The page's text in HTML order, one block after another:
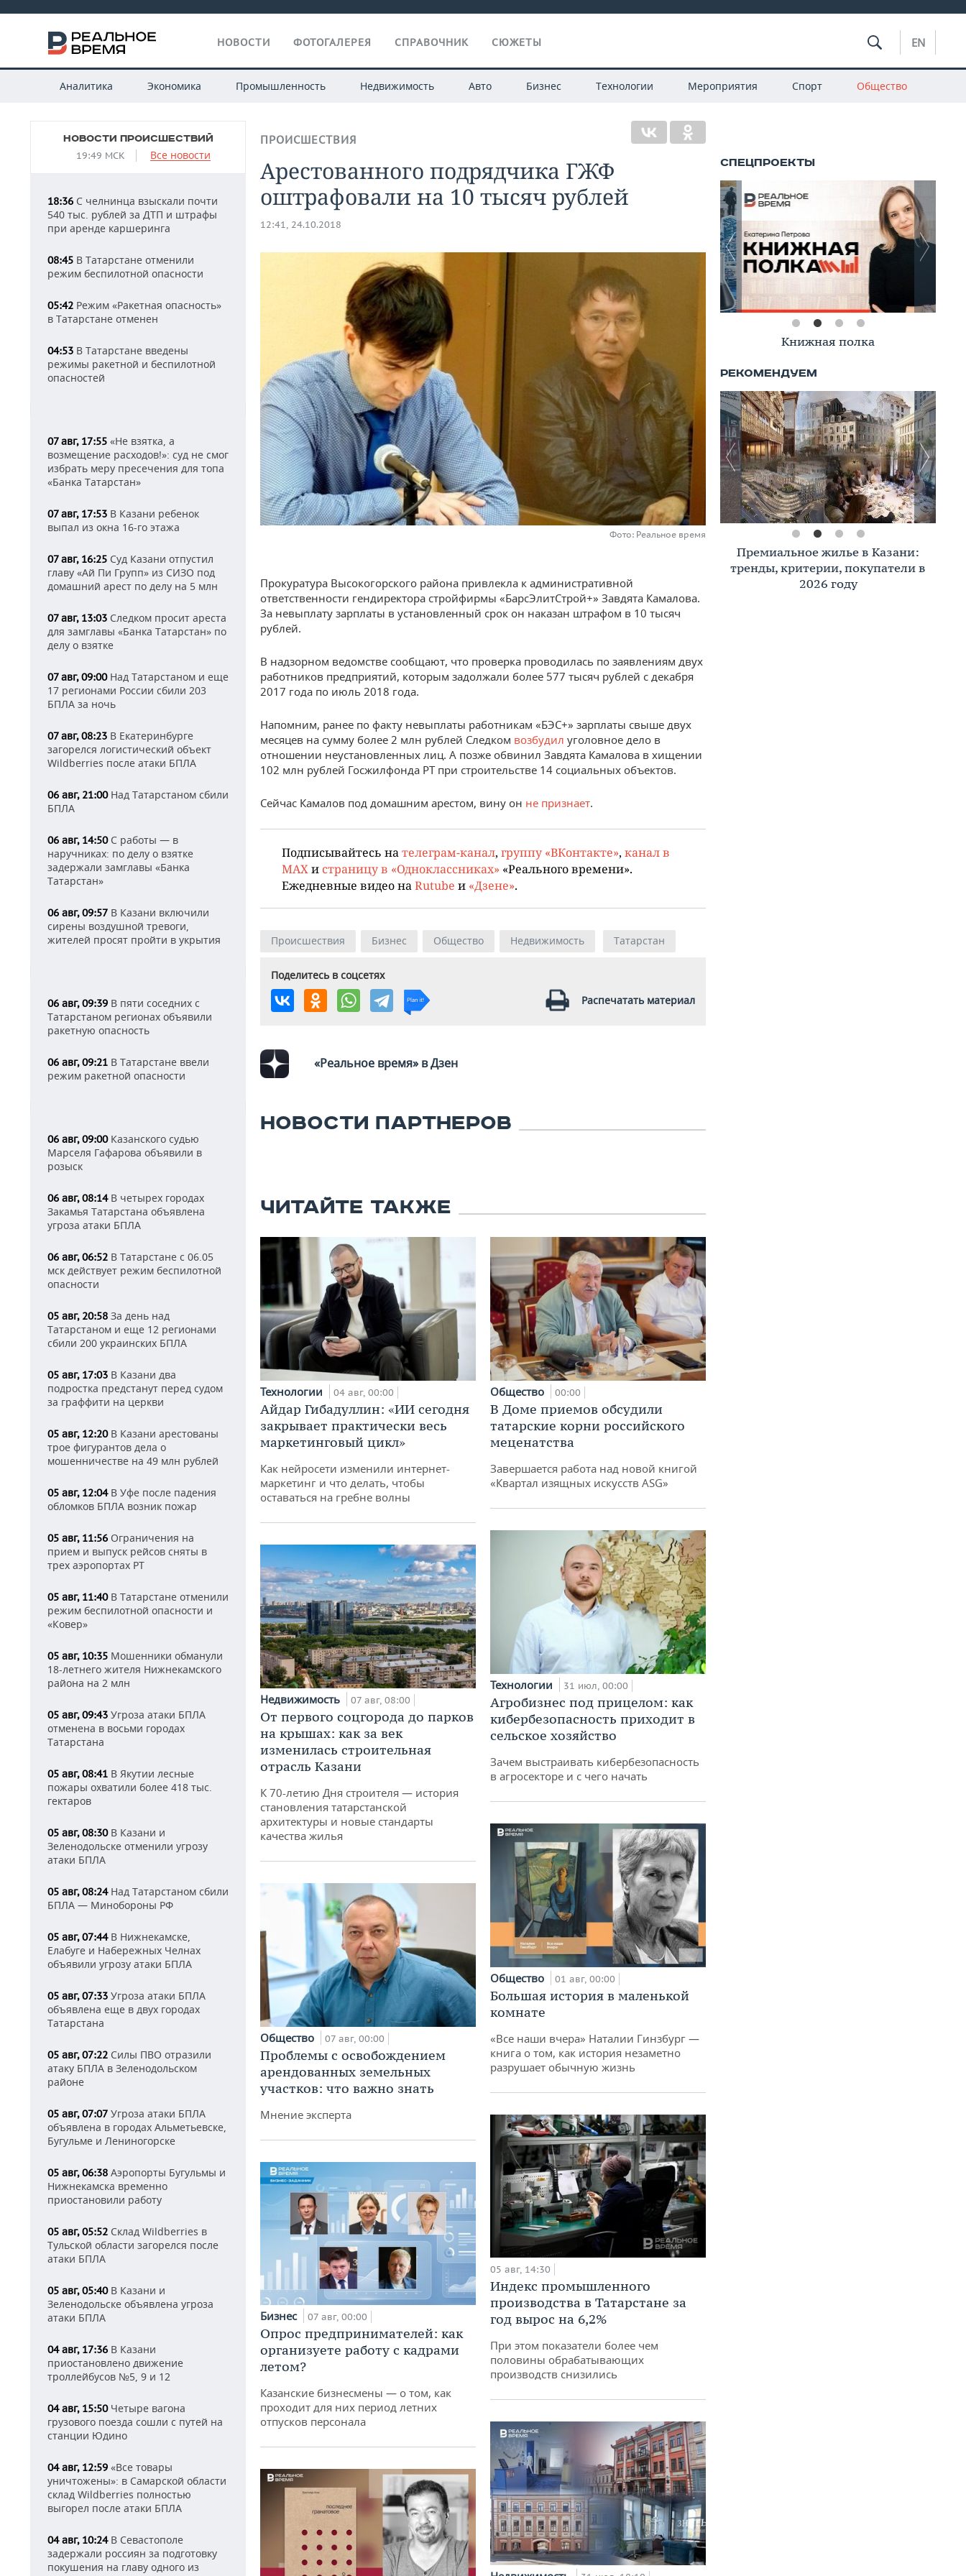
НОВОСТИ ФОТОГАЛЕРЕЯ СПРАВОЧНИК СЮЖЕТЫ EN
Аналитика Экономика Промышленность Недвижимость Авто Бизнес Технологии Мероприятия Спорт Общество
НОВОСТИ ПРОИСШЕСТВИЙ
19:49 МСК Все новости
18:36 С челнинца взыскали почти
540 тыс. рублей за ДТП и штрафы
при аренде каршеринга
08:45 В Татарстане отменили
режим беспилотной опасности
05:42 Режим «Ракетная опасность»
в Татарстане отменен
04:53 В Татарстане введены
режимы ракетной и беспилотной
опасностей
07 авг, 17:55 «Не взятка, а
возмещение расходов!»: суд не смог
избрать меру пресечения для топа
«Банка Татарстан»
07 авг, 17:53 В Казани ребенок
выпал из окна 16-го этажа
07 авг, 16:25 Суд Казани отпустил
главу «Ай Пи Групп» из СИЗО под
домашний арест по делу на 5 млн
07 авг, 13:03 Следком просит ареста
для замглавы «Банка Татарстан» по
делу о взятке
07 авг, 09:00Над Татарстаном и еще
17 регионами России сбили 203
БПЛА за ночь
07 авг, 08:23 В Екатеринбурге
загорелся логистический объект
Wildberries после атаки БПЛА
06 авг, 21:00Над Татарстаном сбили
БПЛА
06 авг, 14:50С работы — в
наручниках: по делу о взятке
задержали замглавы «Банка
Татарстан»
06 авг, 09:57 В Казани включили
сирены воздушной тревоги,
жителей просят пройти в укрытия
06 авг, 09:39 В пяти соседних с
Татарстаном регионах объявили
ракетную опасность
06 авг, 09:21 В Татарстане ввели
режим ракетной опасности
06 авг, 09:00Казанского судью
Марселя Гафарова объявили в
розыск
06 авг, 08:14В четырех городах
Закамья Татарстана объявлена
угроза атаки БПЛА
06 авг, 06:52 В Татарстане с 06.05
мск действует режим беспилотной
опасности
05 авг, 20:58 За день над
Татарстаном и еще 12 регионами
сбили 200 украинских БПЛА
05 авг, 17:03 В Казани два
подростка предстанут перед судом
за граффити на церкви
05 авг, 12:20В Казани арестованы
трое фигурантов дела о
мошенничестве на 49 млн рублей
05 авг, 12:04В Уфе после падения
обломков БПЛА возник пожар
05 авг, 11:56 Ограничения на
прием и выпуск рейсов сняты в
трех аэропортах РТ
05 авг, 11:40В Татарстане отменили
режим беспилотной опасности и
«Ковер»
05 авг, 10:35 Мошенники обманули
18-летнего жителя Нижнекамского
района на 2 млн
05 авг, 09:43 Угроза атаки БПЛА
отменена в восьми городах
Татарстана
05 авг, 08:41 В Якутии лесные
пожары охватили более 418 тыс.
гектаров
05 авг, 08:30В Казани и
Зеленодольске отменили угрозу
атаки БПЛА
05 авг, 08:24Над Татарстаном сбили
БПЛА — Минобороны РФ
05 авг, 07:44В Нижнекамске,
Елабуге и Набережных Челнах
объявили угрозу атаки БПЛА
05 авг, 07:33 Угроза атаки БПЛА
объявлена еще в двух городах
Татарстана
05 авг, 07:22 Силы ПВО отразили
атаку БПЛА в Зеленодольском
районе
05 авг, 07:07 Угроза атаки БПЛА
объявлена в городах Альметьевске,
Бугульме и Лениногорске
05 авг, 06:38 Аэропорты Бугульмы и
Нижнекамска временно
приостановили работу
05 авг, 05:52 Склад Wildberries в
Тульской области загорелся после
атаки БПЛА
05 авг, 05:40В Казани и
Зеленодольске объявлена угроза
атаки БПЛА
04 авг, 17:36 В Казани
приостановлено движение
троллейбусов №5, 9 и 12
04 авг, 15:50Четыре вагона
грузового поезда сошли с путей на
станции Юдино
04 авг, 12:59 «Все товары
уничтожены»: в Самарской области
склад Wildberries полностью
выгорел после атаки БПЛА
04 авг, 10:24В Севастополе
задержали россиян за подготовку
покушения на главу одного из
ПРОИСШЕСТВИЯ
Арестованного подрядчика ГЖФ
оштрафовали на 10 тысяч рублей
12:41, 24.10.2018
Фото: Реальное время
Прокуратура Высокогорского района привлекла к административной
ответственности гендиректора стройфирмы «БарсЭлитСтрой+» Завдята Камалова.
За невыплату зарплаты в установленный срок он наказан штрафом в 10 тысяч
рублей.
В надзорном ведомстве сообщают, что проверка проводилась по заявлениям двух
работников предприятий, которым задолжали более 577 тысяч рублей с декабря
2017 года по июль 2018 года.
Напомним, ранее по факту невыплаты работникам «БЭС+» зарплаты свыше двух
месяцев на сумму более 2 млн рублей Следком возбудил уголовное дело в
отношении неустановленных лиц. А позже обвинил Завдята Камалова в хищении
102 млн рублей Госжилфонда РТ при строительстве 14 социальных объектов.
Сейчас Камалов под домашним арестом, вину он не признает.
Подписывайтесь нателеграм-канал, группу «ВКонтакте», канал в
MAXи страницу в «Одноклассниках» «Реального времени».
Ежедневные видео наRutube и «Дзене».
Происшествия Бизнес Общество Недвижимость Татарстан
Поделитесь в соцсетях
Распечатать материал
«Реальное время» в Дзен
НОВОСТИ ПАРТНЕРОВ
ЧИТАЙТЕ ТАКЖЕ
Технологии 04 авг, 00:00
Айдар Гибадуллин: «ИИ сегодня
закрывает практически весь
маркетинговый цикл»
Как нейросети изменили интернет-
маркетинг и что делать, чтобы
оставаться на гребне волны
Недвижимость 07 авг, 08:00
От первого соцгорода до парков
на крышах: как за век
изменилась строительная
отрасль Казани
К 70-летию Дня строителя — история
становления татарстанской
архитектуры и новые стандарты
качества жилья
Общество 07 авг, 00:00
Проблемы с освобождением
арендованных земельных
участков: что важно знать
Мнение эксперта
Бизнес 07 авг, 00:00
Опрос предпринимателей: как
организуете работу с кадрами
летом?
Казанские бизнесмены — о том, как
проходит для них период летних
отпусков персонала
Общество 00:00
В Доме приемов обсудили
татарские корни российского
меценатства
Завершается работа над новой книгой
«Квартал изящных искусств ASG»
Технологии 31 июл, 00:00
Агробизнес под прицелом: как
кибербезопасность приходит в
сельское хозяйство
Зачем выстраивать кибербезопасность
в агросекторе и с чего начать
Общество 01 авг, 00:00
Большая история в маленькой
комнате
«Все наши вчера» Наталии Гинзбург —
книга о том, как история незаметно
разрушает обычную жизнь
05 авг, 14:30
Индекс промышленного
производства в Татарстане за
год вырос на 6,2%
При этом показатели более чем
половины обрабатывающих
производств снизились
Книжная полка
Премиальное жилье в Казани:
тренды, критерии, покупатели в
2026 году